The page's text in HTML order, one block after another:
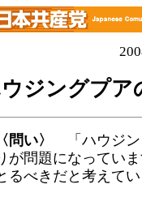
ジングプア
〈問い〉
「ハウジン
が問題になってい
るべきだと考えて